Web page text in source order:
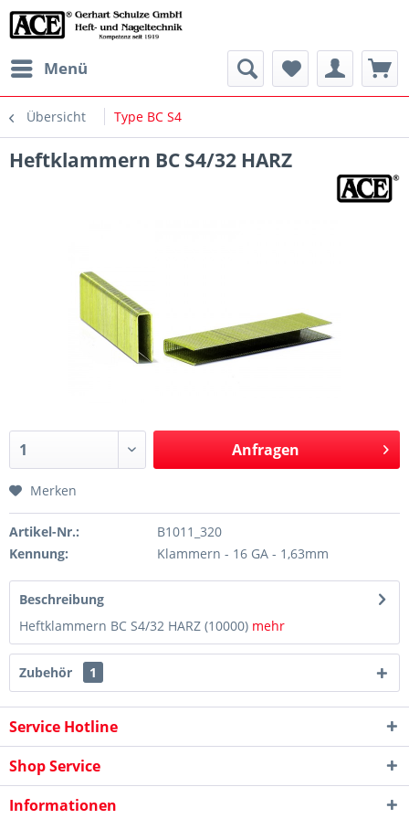
Menü
Übersicht Type BC S4
Heftklammern BC S4/32 HARZ
Anfragen
Merken
Artikel-Nr.:
B1011_320
Kennung:
Klammern - 16 GA - 1,63mm
Beschreibung
Heftklammern BC S4/32 HARZ (10000) mehr
Zubehör 1
Service Hotline
Shop Service
Informationen